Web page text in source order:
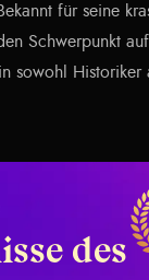
für seine
Schwerpunkt
sowohl Historiker
des